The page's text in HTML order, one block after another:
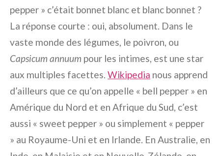
pepper » c’était bonnet blanc et blanc bonnet ?
La réponse courte : oui, absolument. Dans le
vaste monde des légumes, le poivron, ou
Capsicum annuum pour les intimes, est une star
aux multiples facettes. Wikipedia nous apprend
d’ailleurs que ce qu’on appelle « bell pepper » en
Amérique du Nord et en Afrique du Sud, c’est
aussi « sweet pepper » ou simplement « pepper
» au Royaume-Uni et en Irlande. En Australie, en